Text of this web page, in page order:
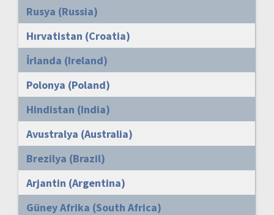
Rusya (Russia)
Hırvatistan (Croatia)
İrlanda (Ireland)
Polonya (Poland)
Hindistan (India)
Avustralya (Australia)
Brezilya (Brazil)
Arjantin (Argentina)
Güney Afrika (South Africa)